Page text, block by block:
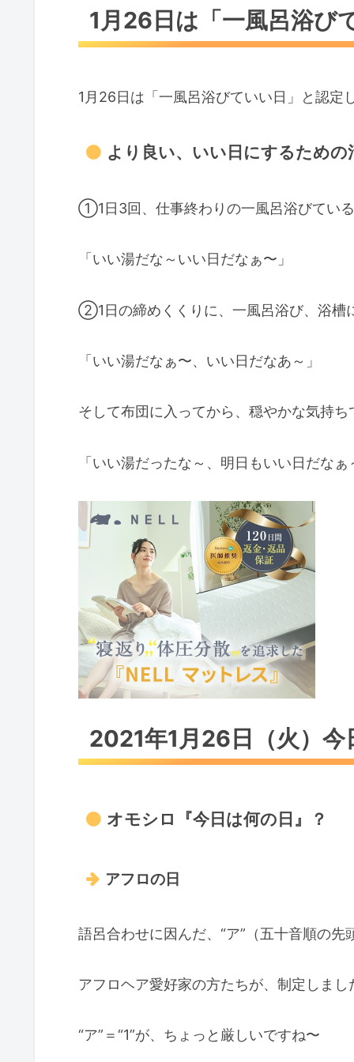
1月26日は「一風呂浴び
1月26日は「一風呂浴びていい日」と認定
より良い、いい日にするための
①1日3回、仕事終わりの一風呂浴びてい
「いい湯だな～いい日だなぁ〜」
②1日の締めくくりに、一風呂浴び、浴槽
「いい湯だなぁ〜、いい日だなあ～」
そして布団に入ってから、穏やかな気持ち
「いい湯だったな～、明日もいい日だなぁ
2021年1月26日（火）今
オモシロ『今日は何の日』？
アフロの日
語呂合わせに因んだ、“ア”（五十音順の先
アフロヘア愛好家の方たちが、制定しまし
“ア”＝“1”が、ちょっと厳しいですね〜